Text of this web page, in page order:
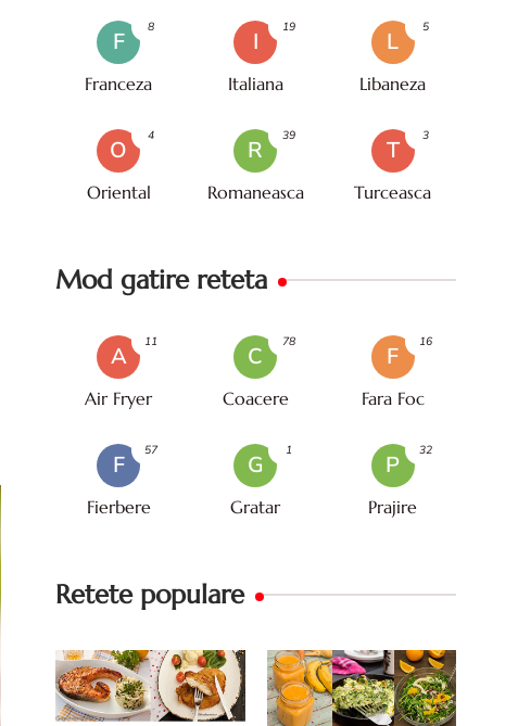
F
Franceza
8
I
Italiana
19
L
Libaneza
5
O
Oriental
4
R
Romaneasca
39
T
Turceasca
3
Mod gatire reteta
A
Air Fryer
11
C
Coacere
78
F
Fara Foc
16
F
Fierbere
57
G
Gratar
1
P
Prajire
32
Retete populare